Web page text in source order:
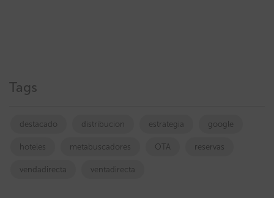
Tags
destacado distribucion estrategia google
hoteles metabuscadores OTA reservas
vendadirecta ventadirecta